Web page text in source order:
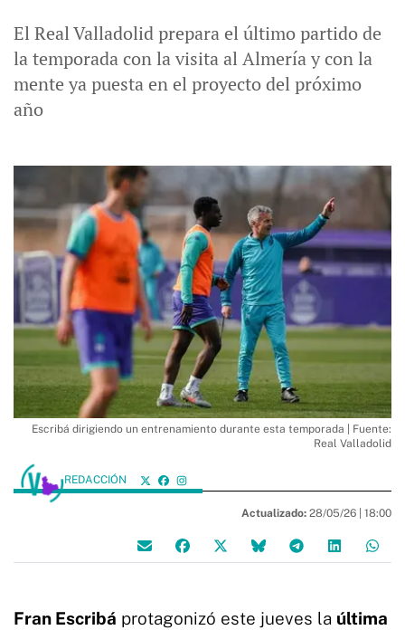
El Real Valladolid prepara el último partido de
la temporada con la visita al Almería y con la
mente ya puesta en el proyecto del próximo
año
Escribá dirigiendo un entrenamiento durante esta temporada | Fuente:
Real Valladolid
REDACCIÓN
Actualizado: 28/05/26 | 18:00
Fran Escribá protagonizó este jueves la última